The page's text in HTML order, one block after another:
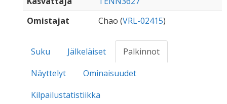
Omistajat
Chao (VRL-02415)
Suku Jälkeläiset
Palkinnot
Näyttelyt
Ominaisuudet
Kilpailustatistiikka